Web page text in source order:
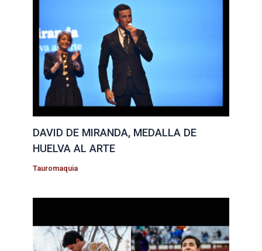
DAVID DE MIRANDA, MEDALLA DE
HUELVA AL ARTE
Tauromaquia